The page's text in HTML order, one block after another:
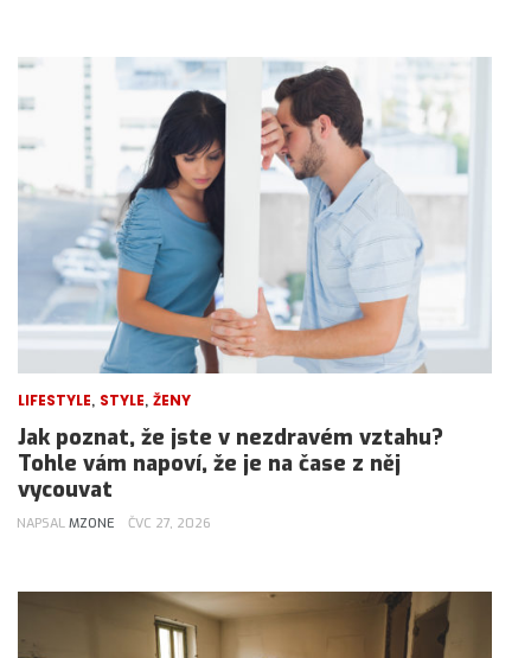
LIFESTYLE, STYLE, ŽENY
Jak poznat, že jste v nezdravém vztahu?
Tohle vám napoví, že je na čase z něj
vycouvat
NAPSAL MZONE ČVC 27, 2026